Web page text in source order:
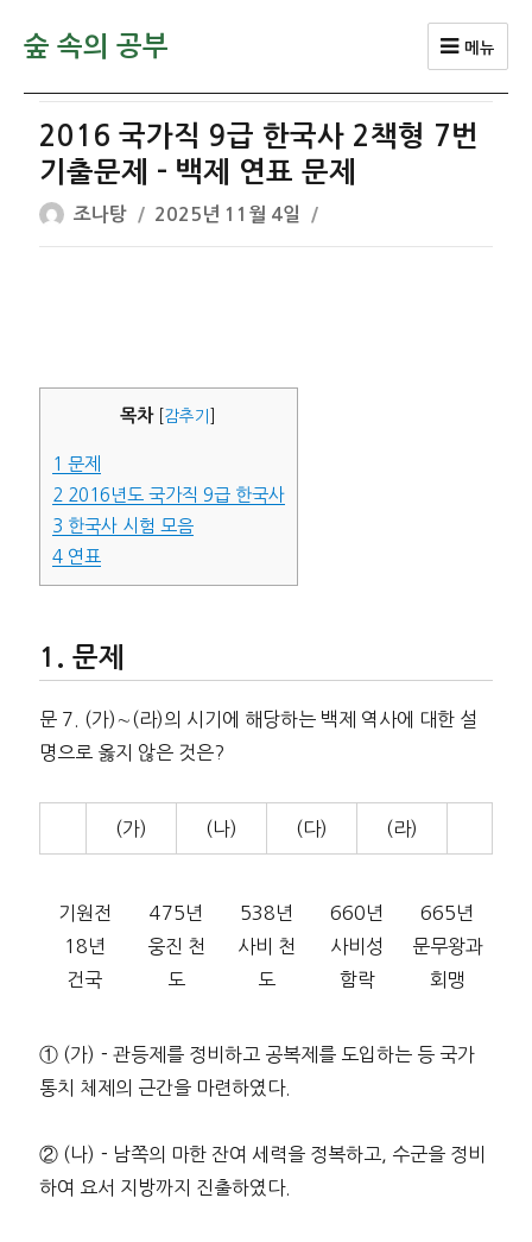
숲 속의 공부 메뉴
2016 국가직 9급 한국사 2책형 7번
기출문제 – 백제 연표 문제
글
쓴
조나탕
작
성
2025년 11월 4일
목차 감추기
1 문제
2 2016년도 국가직 9급 한국사
3 한국사 시험 모음
4연표
문제
문 7. (가)∼(라)의 시기에 해당하는 백제 역사에 대한 설
명으로 옳지 않은 것은?
(가) (나) (다) (라)
기원전
18년
건국
475년
웅진 천
도
538년
사비 천
도
660년
사비성
함락
665년
문무왕과
회맹
① (가)－관등제를 정비하고 공복제를 도입하는 등 국가
통치 체제의 근간을 마련하였다.
② (나)－남쪽의 마한 잔여 세력을 정복하고, 수군을 정비
하여 요서 지방까지 진출하였다.